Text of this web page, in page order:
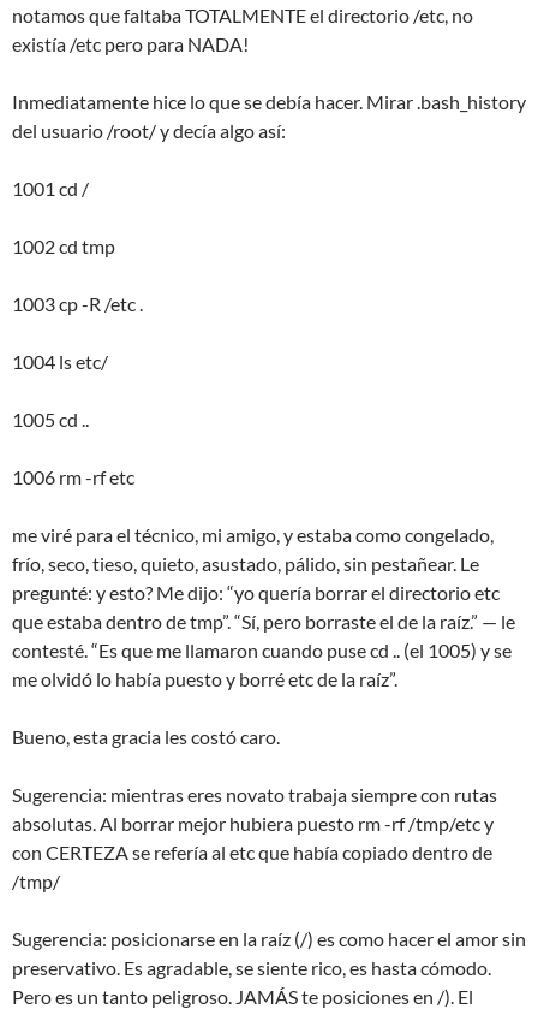
notamos que faltaba TOTALMENTE el directorio /etc, no
existía /etc pero para NADA!
Inmediatamente hice lo que se debía hacer. Mirar .bash_history
del usuario /root/ y decía algo así:
1001 cd /
1002 cd tmp
1003 cp -R /etc .
1004 ls etc/
1005 cd ..
1006 rm -rf etc
me viré para el técnico, mi amigo, y estaba como congelado,
frío, seco, tieso, quieto, asustado, pálido, sin pestañear. Le
pregunté: y esto? Me dijo: “yo quería borrar el directorio etc
que estaba dentro de tmp”. “Sí, pero borraste el de la raíz.” — le
contesté. “Es que me llamaron cuando puse cd .. (el 1005) y se
me olvidó lo había puesto y borré etc de la raíz”.
Bueno, esta gracia les costó caro.
Sugerencia: mientras eres novato trabaja siempre con rutas
absolutas. Al borrar mejor hubiera puesto rm -rf /tmp/etc y
con CERTEZA se refería al etc que había copiado dentro de
/tmp/
Sugerencia: posicionarse en la raíz (/) es como hacer el amor sin
preservativo. Es agradable, se siente rico, es hasta cómodo.
Pero es un tanto peligroso. JAMÁS te posiciones en /). El